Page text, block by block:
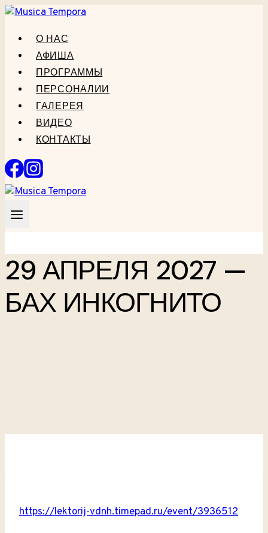
Перейти
содержанию
О НАС
АФИША
ПРОГРАММЫ
ПЕРСОНАЛИИ
ГАЛЕРЕЯ
ВИДЕО
КОНТАКТЫ
29 АПРЕЛЯ 2027 —
БАХ ИНКОГНИТО
https://lektorij-vdnh.timepad.ru/event/3936512